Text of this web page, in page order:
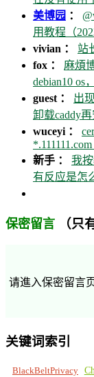
美博园 ：
用教程（
vivian ： 站
fox ： 麻煩
debian10 os
guest ： 出
卸载caddy
wuceyi ：
新手 ： 我
有反应是怎
保密留言 （只
请進入保密留言
关键词索引
BlackBeltPrivacy